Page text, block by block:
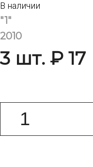
В наличии
"1"
2010
3 шт. ₽ 17